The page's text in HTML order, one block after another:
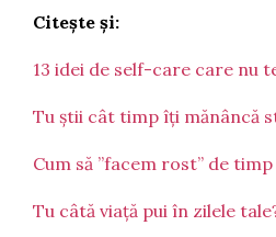
Citește și:
13 idei de self-care care nu
Tu știi cât timp îți mănâncă
Cum să ”facem rost” de timp
Tu câtă viață pui în zilele